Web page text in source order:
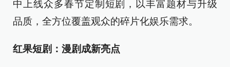
中上线众多春节定制短剧，以丰富题材与升级
品质，全方位覆盖观众的碎片化娱乐需求。
红果短剧：漫剧成新亮点